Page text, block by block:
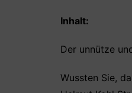
Inhalt:
Der unnütze
Wussten Sie,